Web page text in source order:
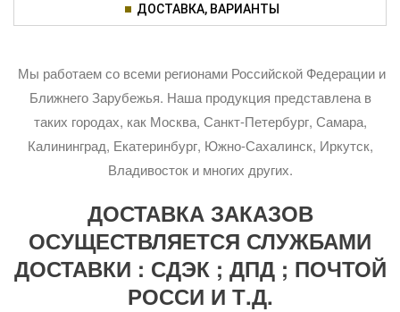
ДОСТАВКА, ВАРИАНТЫ
Мы работаем со всеми регионами Российской Федерации и
Ближнего Зарубежья. Наша продукция представлена в
таких городах, как Москва, Санкт-Петербург, Самара,
Калининград, Екатеринбург, Южно-Сахалинск, Иркутск,
Владивосток и многих других.
ДОСТАВКА ЗАКАЗОВ
ОСУЩЕСТВЛЯЕТСЯ СЛУЖБАМИ
ДОСТАВКИ : СДЭК ; ДПД ; ПОЧТОЙ
РОССИ И Т.Д.